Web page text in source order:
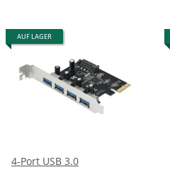
AUF LAGER
4-Port USB 3.0